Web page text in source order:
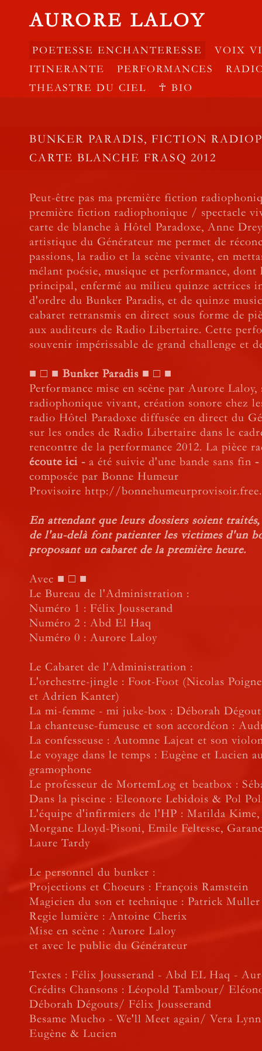
AURORE LALOY
POETESSE ENCHANTERESSE
VOIX
ITINERANTE
PERFORMANCES
THEASTRE DU CIEL
☥ BIO
BUNKER PARADIS, FICTION
CARTE BLANCHE FRASQ 2012
Peut-être pas ma première fiction
première fiction radiophonique / spectacle
carte de blanche à Hôtel Paradoxe, Anne
artistique du Générateur me permet de
passions, la radio et la scène vivante, en
mélant poésie, musique et performance,
principal, enfermé au milieu quinze actrices
d'ordre du Bunker Paradis, et de quinze
cabaret retransmis en direct sous forme de
aux auditeurs de Radio Libertaire. Cette
souvenir impérissable de grand challenge et
■ □ ■ Bunker Paradis ■ □ ■
Performance mise en scène par Aurore Laloy,
radiophonique vivant, création sonore chez
radio Hôtel Paradoxe diffusée en direct du
sur les ondes de Radio Libertaire dans le
rencontre de la performance 2012. La pièce
écoute ici - a été suivie d'une bande sans fin -
composée par Bonne Humeur
Provisoire http://
En attendant que leurs dossiers soient
de l'au-delà font patienter les victimes d'un
proposant un cabaret de la première heure.
Avec ■ □ ■
Le Bureau de l'Administration :
Numéro 1 : Félix Jousserand
Numéro 2 : Abd El Haq
Numéro 0 : Aurore Laloy
Le Cabaret de l'Administration :
L'orchestre-jingle : Foot-Foot (Nicolas
et Adrien Kanter)
La mi-femme - mi juke-box : Déborah
La chanteuse-fumeuse et son accordéon :
La confesseuse : Automne Lajeat et son
Le voyage dans le temps : Eugène et Lucien
gramophone
Le professeur de MortemLog et beatbox :
Dans la piscine : Eleonore Lebidois & Pol
L'équipe d'infirmiers de l'HP : Matilda Kime,
Morgane Lloyd-Pisoni, Emile Feltesse,
Laure Tardy
Le personnel du bunker :
Projections et Choeurs : François Ramstein
Magicien du son et technique : Patrick Muller
Regie lumière : Antoine Cherix
Mise en scène : Aurore Laloy
et avec le public du Générateur
Textes : Félix Jousserand - Abd EL Haq -
Crédits Chansons : Léopold Tambour/
Déborah Dégouts/ Félix Jousserand
Besame Mucho - We'll Meet again/ Vera
Eugène & Lucien